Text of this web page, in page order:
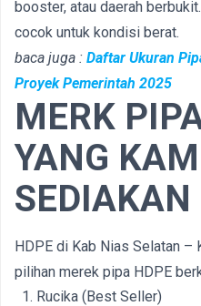
booster, atau daerah
cocok untuk kondisi berat.
baca juga : Daftar Ukuran
Proyek Pemerintah 2025
MERK
YANG
SEDIAKAN
HDPE di Kab Nias Selatan –
pilihan merek pipa HDPE
Rucika (Best Seller)